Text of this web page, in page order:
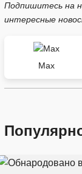
Подпишитесь на
интересные
Max